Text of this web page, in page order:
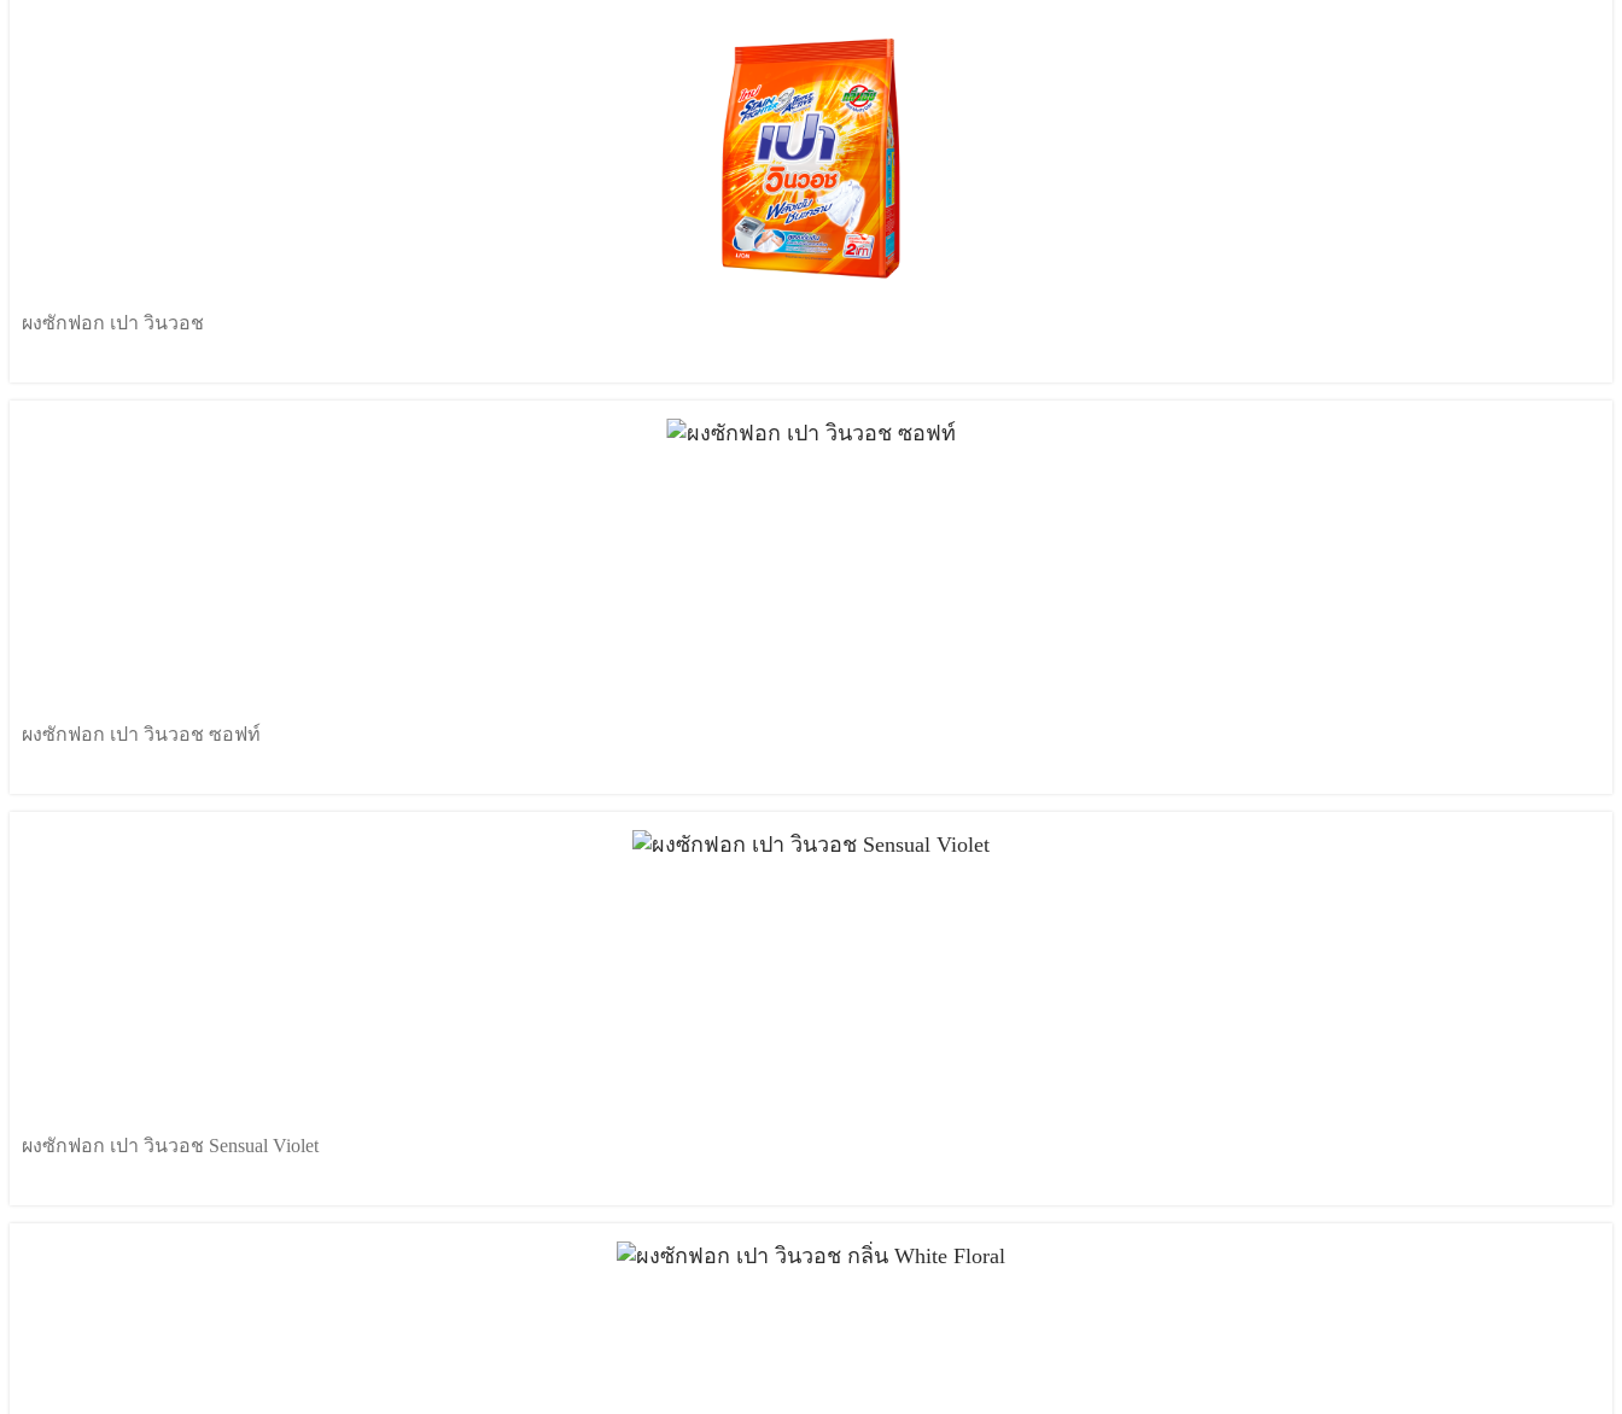
ผงซักฟอก เปา วินวอช
ผงซักฟอก เปา วินวอช ซอฟท์
ผงซักฟอก เปา วินวอช Sensual Violet